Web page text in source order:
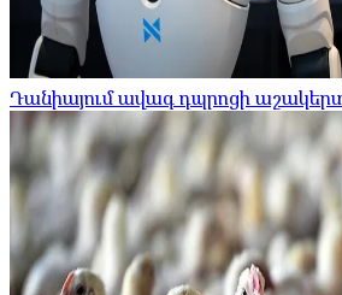
Դանիայում ավագ դպրոցի